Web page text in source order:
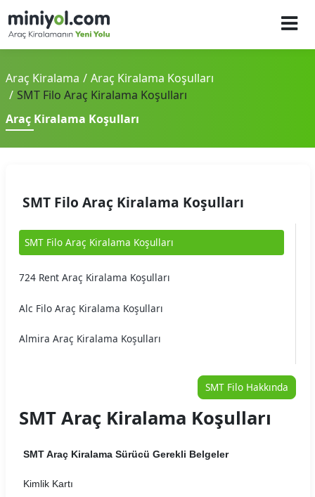
Araç Kiralama
Araç Kiralama Koşulları
SMT Filo Araç Kiralama Koşulları
Araç Kiralama Koşulları
SMT Filo Araç Kiralama Koşulları
SMT Filo Araç Kiralama Koşulları
724 Rent Araç Kiralama Koşulları
Alc Filo Araç Kiralama Koşulları
Almira Araç Kiralama Koşulları
Auto Home Araç Kiralama Koşulları
Autojet Araç Kiralama Koşulları
Autoland Araç Kiralama Koşulları
SMT Filo Hakkında
SMT Araç Kiralama Koşulları
SMT Araç Kiralama Sürücü Gerekli Belgeler
Kimlik Kartı